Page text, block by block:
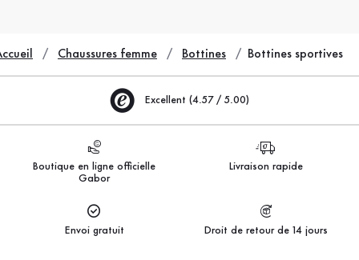
Chaussures femme Bottines Bottines sportives
Excellent (4.57 / 5.00)
Boutique en ligne officielle
Gabor
Livraison rapide
Envoi gratuit Droit de retour de 14 jours